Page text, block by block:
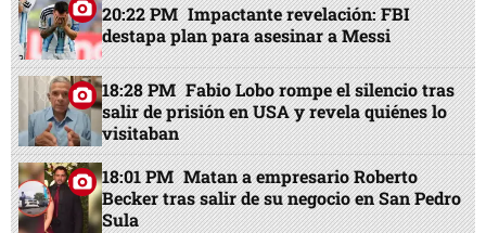
20:22 PM Impactante revelación: FBI
destapa plan para asesinar a Messi
18:28 PM Fabio Lobo rompe el silencio tras
salir de prisión en USA y revela quiénes lo
visitaban
18:01 PM Matan a empresario Roberto
Becker tras salir de su negocio en San Pedro
Sula